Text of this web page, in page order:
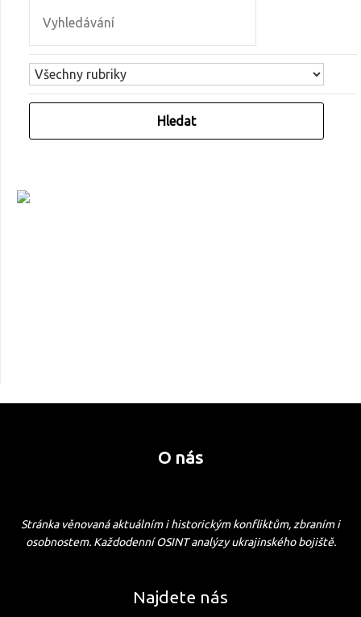
O nás
Stránka věnovaná aktuálním i historickým konfliktům, zbraním i
osobnostem. Každodenní OSINT analýzy ukrajinského bojiště.
Najdete nás